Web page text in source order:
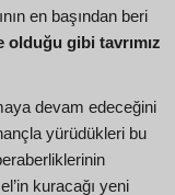
en başından beri
gibi tavrımız
devam edeceğini
yürüdükleri bu
kuracağı yeni